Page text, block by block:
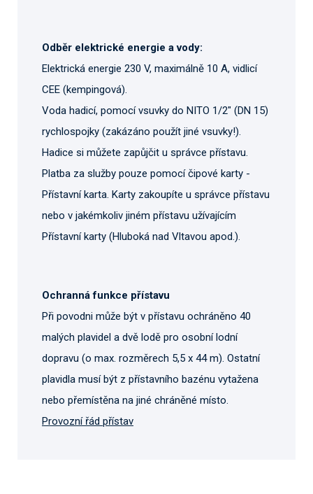
Odběr elektrické energie a vody:
Elektrická energie 230 V, maximálně 10 A, vidlicí
CEE (kempingová).
Voda hadicí, pomocí vsuvky do NITO 1/2" (DN 15)
rychlospojky (zakázáno použít jiné vsuvky!).
Hadice si můžete zapůjčit u správce přístavu.
Platba za služby pouze pomocí čipové karty -
Přístavní karta. Karty zakoupíte u správce přístavu
nebo v jakémkoliv jiném přístavu užívajícím
Přístavní karty (Hluboká nad Vltavou apod.).
Ochranná funkce přístavu
Při povodni může být v přístavu ochráněno 40
malých plavidel a dvě lodě pro osobní lodní
dopravu (o max. rozměrech 5,5 x 44 m). Ostatní
plavidla musí být z přístavního bazénu vytažena
nebo přemístěna na jiné chráněné místo.
Provozní řád přístav